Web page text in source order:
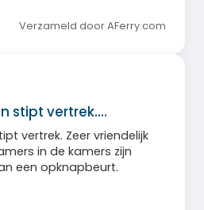
Verzameld door AFerry.com
stipt vertrek.…
vertrek. Zeer vriendelijk
in de kamers zijn
een opknapbeurt.